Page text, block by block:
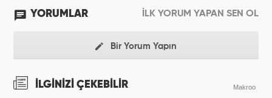
YORUMLAR İLK YORUM YAPAN SEN OL
Bir Yorum Yapın
İLGİNİZİ ÇEKEBİLİR Makroo